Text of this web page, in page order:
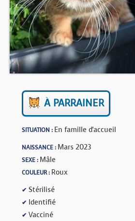
FORUM
À PARRAINER
SITUATION : En famille d'accueil
NAISSANCE : Mars 2023
SEXE : Mâle
COULEUR : Roux
✔ Stérilisé
✔ Identifié
✔ Vacciné